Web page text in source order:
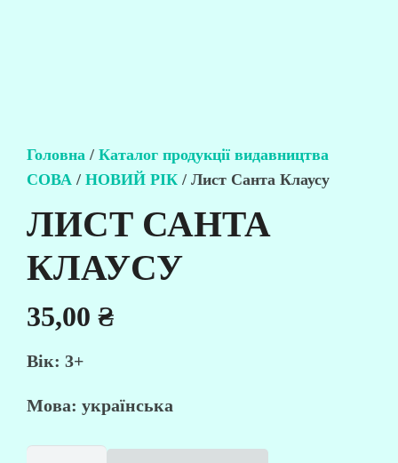
Головна / Каталог продукції видавництва
СОВА / НОВИЙ РІК / Лист Санта Клаусу
ЛИСТ САНТА
КЛАУСУ
35,00 ₴
Вік: 3+
Мова: українська